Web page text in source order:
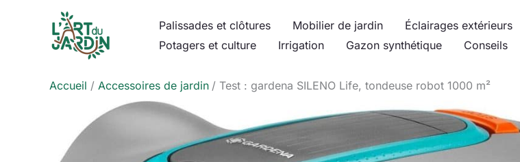
Palissades et clôtures Mobilier de jardin Éclairages extérieurs
Potagers et culture
Irrigation Gazon synthétique Conseils
Accueil Accessoires de jardin Test : gardena SILENO Life, tondeuse robot 1000 m²